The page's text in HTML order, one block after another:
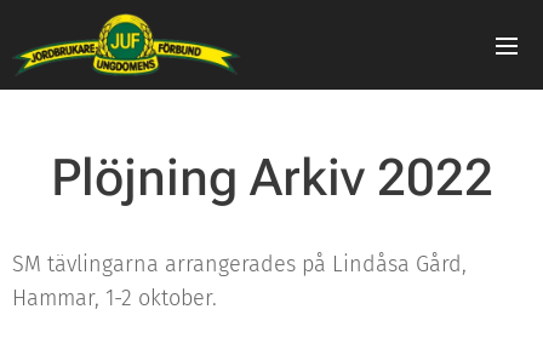
Plöjning Arkiv 2022
SM tävlingarna arrangerades på Lindåsa Gård,
Hammar, 1-2 oktober.